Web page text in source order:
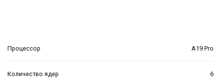
Процессор A19 Pro
Количество ядер 6